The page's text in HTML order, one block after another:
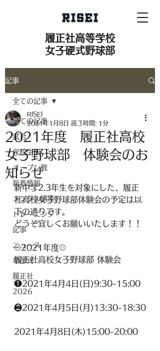
履正社高等学校
女子硬式野球部
記事
全ての記事
試合
学校生活
オープン戦
新着情報
メンタル講座
トレーニング
記事
ニュース
卒部式
履正社
2026
全ての記事
2021年度 履正社高校
女子野球部 体験会のお
知らせ
RISEI
2021年1月8日 読了時間: 1分
新中学2.3年生を対象にした、履正
社高校女子野球部体験会の予定は以
下の通りです。
どうぞ宜しくお願いいたします！！
⚾️2021年度⚾️
履正社高校女子野球部 体験会
❶2021年4月4日(日)9:30-15:00
❷2021年4月5日(月)13:30-18:30
2021年4月8日(木)15:00-20:00